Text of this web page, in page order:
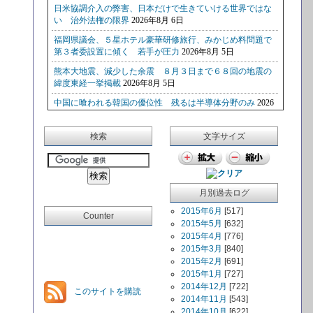
検索
Counter
このサイトを購読
文字サイズ
月別過去ログ
2015年6月 [517]
2015年5月 [632]
2015年4月 [776]
2015年3月 [840]
2015年2月 [691]
2015年1月 [727]
2014年12月 [722]
2014年11月 [543]